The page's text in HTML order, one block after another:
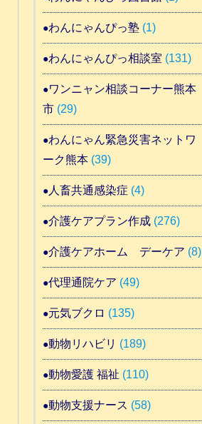
わんにゃんぴっ塾(1)
わんにゃんぴっ相談室 (131)
ワンニャン相談コーナー熊本
市(29)
わんにゃん緊急災害ネットワ
ーク熊本(39)
人畜共通感染症 (4)
介護ケアプラン作成(276)
介護ケアホーム デーケア (8)
代理通院ケア (49)
元気ブクロ (135)
動物リハビリ (189)
動物愛護 福祉 (110)
動物支援ナース (58)